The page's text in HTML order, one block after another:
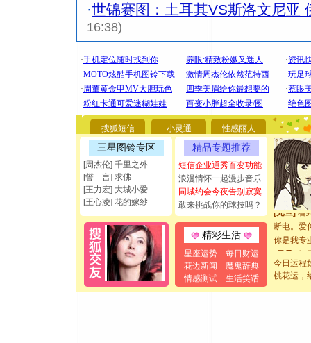
·世锦赛图：土耳其VS斯洛文尼亚
16:38)
搜狐短信 小灵通 性感丽人
三星图铃专区
[周杰伦] 千里之外
[誓 言] 求佛
[王力宏] 大城小爱
[王心凌] 花的嫁纱
精品专题推荐
短信企业通秀百变功能
浪漫情怀一起漫步音乐
同城约会今夜告别寂寞
敢来挑战你的球技吗？
精彩生活
星座运势
每日财运
花边新闻
魔鬼辞典
情感测试
生活笑话
[圣诞节]
你太多
要平安！
[圣诞节]
能正大光
都要快乐
[圣诞节]
如意,快
[元旦]看
断电。爱
你是我
[元旦] 如
起；二是
离。水晶
今日运程
桃花运，